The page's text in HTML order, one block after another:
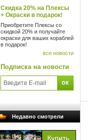
Скидка 20% на Плексы
+ Окраски в подарок!
Приобретите Плексы со
скидкой 20% и получайте
окраски для ваших кораблей
в подарок!
все новости
Подписка на новости
Недавно смотрели